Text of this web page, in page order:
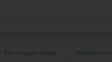
Как открыть вклад? Мобильное